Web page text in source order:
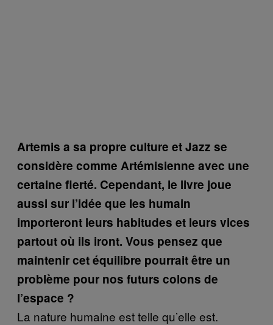
Artemis a sa propre culture et Jazz se
considère comme Artémisienne avec une
certaine fierté. Cependant, le livre joue
aussi sur l’idée que les humain
importeront leurs habitudes et leurs vices
partout où ils iront. Vous pensez que
maintenir cet équilibre pourrait être un
problème pour nos futurs colons de
l’espace ?
La nature humaine est telle qu’elle est.